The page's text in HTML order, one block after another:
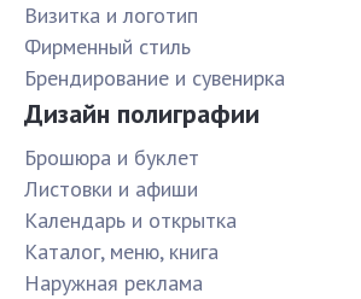
Визитка и логотип
Фирменный стиль
Брендирование и сувенирка
Дизайн полиграфии
Брошюра и буклет
Листовки и афиши
Календарь и открытка
Каталог, меню, книга
Наружная реклама